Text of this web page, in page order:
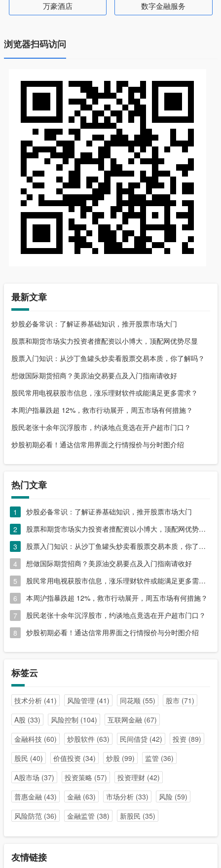
万豪酒店 数字金融服务
浏览器扫码访问
最新文章
炒股必备常识：了解证券基础知识，推开股票市场大门
股票和期货市场实力投资者擅配资以小博大，顶配网优势尽显
股票入门知识：从沙丁鱼罐头炒卖看股票交易本质，你了解吗？
想做国际期货招商？美原油交易要点及入门指南请收好
股民常用电视获股市信息，涨乐理财软件或能满足更多需求？
本周沪指暴跌超 12%，救市行动展开，周五市场有何措施？
股民老张十余年沉浮股市，约谈地点竟选在开户超市门口？
炒股初期必看！通达信常用界面之行情报价与分时图介绍
热门文章
1
炒股必备常识：了解证券基础知识，推开股票市场大门
2
股票和期货市场实力投资者擅配资以小博大，顶配网优势尽显
3
股票入门知识：从沙丁鱼罐头炒卖看股票交易本质，你了解吗？
4
想做国际期货招商？美原油交易要点及入门指南请收好
5
股民常用电视获股市信息，涨乐理财软件或能满足更多需求？
6
本周沪指暴跌超 12%，救市行动展开，周五市场有何措施？
7
股民老张十余年沉浮股市，约谈地点竟选在开户超市门口？
8
炒股初期必看！通达信常用界面之行情报价与分时图介绍
标签云
技术分析(41) 风险管理 (41) 同花顺(55) 股市(71)
A股 (33) 风险控制 (104) 互联网金融 (67)
金融科技(60) 炒股软件(63) 民间借贷(42) 投资 (89)
股民 (40) 价值投资 (34) 炒股 (99) 监管 (36)
A股市场 (37) 投资策略 (57) 投资理财(42)
普惠金融 (43) 金融 (63) 市场分析(33) 风险(59)
风险防范(36) 金融监管 (38) 新股民 (35)
友情链接